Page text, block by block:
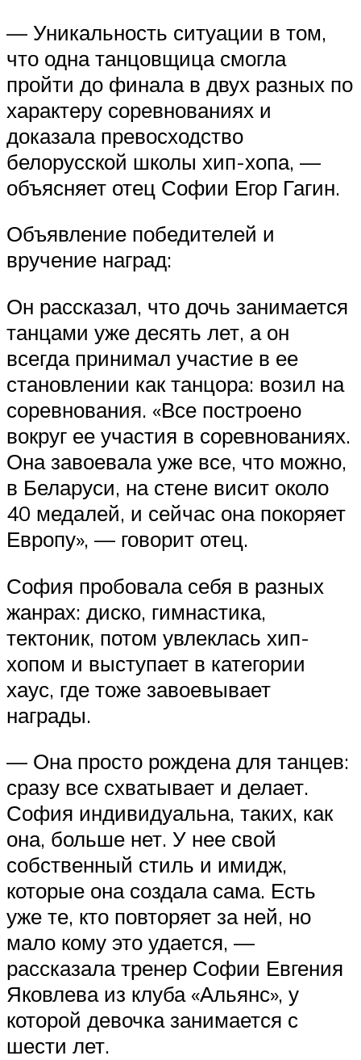
— Уникальность ситуации в том,
что одна танцовщица смогла
пройти до финала в двух разных по
характеру соревнованиях и
доказала превосходство
белорусской школы хип-хопа, —
объясняет отец Софии Егор Гагин.
Объявление победителей и
вручение наград:
Он рассказал, что дочь занимается
танцами уже десять лет, а он
всегда принимал участие в ее
становлении как танцора: возил на
соревнования. «Все построено
вокруг ее участия в соревнованиях.
Она завоевала уже все, что можно,
в Беларуси, на стене висит около
40 медалей, и сейчас она покоряет
Европу», — говорит отец.
София пробовала себя в разных
жанрах: диско, гимнастика,
тектоник, потом увлеклась хип-
хопом и выступает в категории
хаус, где тоже завоевывает
награды.
— Она просто рождена для танцев:
сразу все схватывает и делает.
София индивидуальна, таких, как
она, больше нет. У нее свой
собственный стиль и имидж,
которые она создала сама. Есть
уже те, кто повторяет за ней, но
мало кому это удается, —
рассказала тренер Софии Евгения
Яковлева из клуба «Альянс», у
которой девочка занимается с
шести лет.